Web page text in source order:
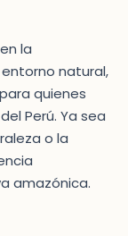
la
natural,
quienes
Perú. Ya sea
o la
amazónica.